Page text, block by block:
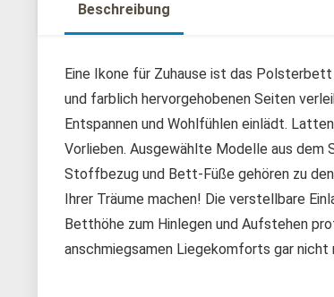
Beschreibung
Eine Ikone für Zuhause ist das
und farblich hervorgehobenen Seiten
Entspannen und Wohlfühlen einlädt.
Vorlieben. Ausgewählte Modelle aus dem
Stoffbezug und Bett-Füße gehören zu
Ihrer Träume machen! Die verstellbare
Betthöhe zum Hinlegen und Aufstehen
anschmiegsamen Liegekomforts gar nicht